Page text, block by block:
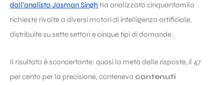
dall’analista Jasman Singh ha analizzato cinquantamila
richieste rivolte a diversi motori di intelligenza artificiale,
distribuite su sette settori e cinque tipi di domande.
Il risultato è sconcertante: quasi la metà delle risposte, il 47
per cento per la precisione, conteneva contenuti